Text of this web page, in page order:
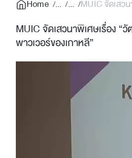
Home
MUIC จัดเสว
MUIC จัดเสวนาพิเศษเรื่อง
พาวเวอร์ของเกาหลี”